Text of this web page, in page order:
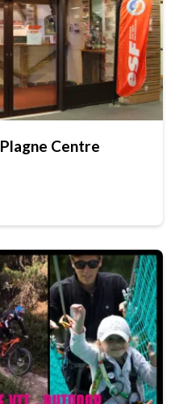
ESF (Franse Skischool) Plagne Centre